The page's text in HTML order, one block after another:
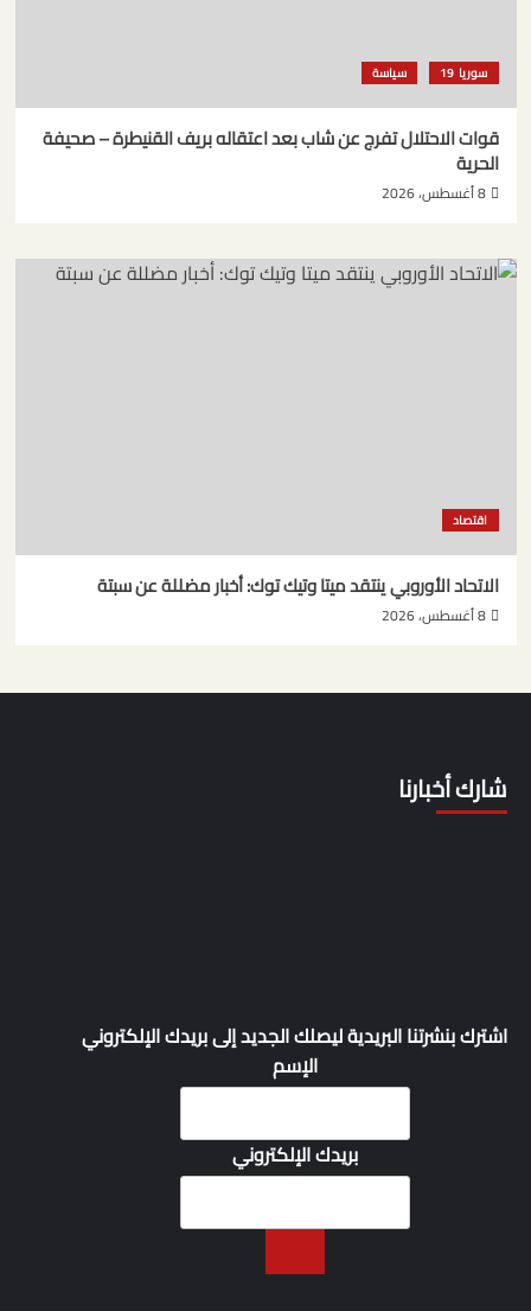
سوريا سياسة
قوات الاحتلال تفرج عن شاب بعد اعتقاله بريف القنيطرة – صحيفة
الحرية
8 أغسطس، 2026
اقتصاد
الاتحاد الأوروبي ينتقد ميتا وتيك توك: أخبار مضللة عن سبتة
8 أغسطس، 2026
شارك أخبارنا
اشترك بنشرتنا البريدية ليصلك الجديد إلى بريدك الإلكتروني
الإسم
بريدك الإلكتروني